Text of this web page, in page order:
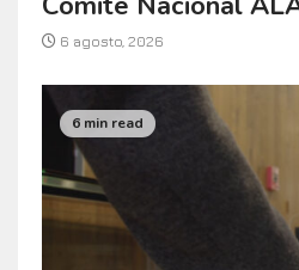
6 agosto, 2026
6 min read